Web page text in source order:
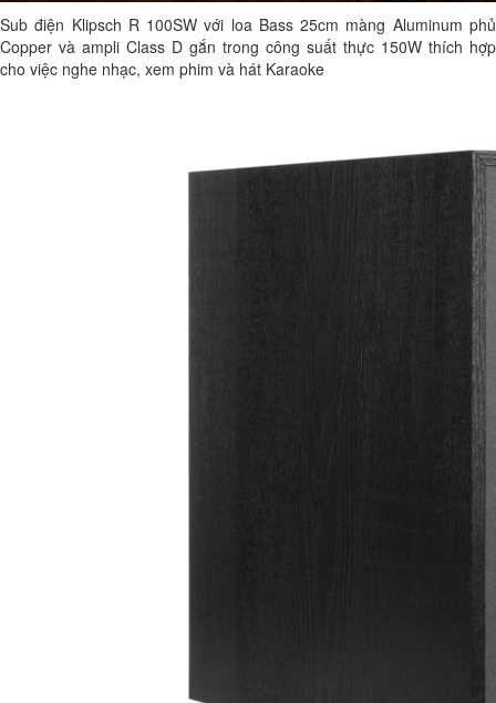
Sub điện Klipsch R 100SW với loa Bass 25cm màng Aluminum phủ
Copper và ampli Class D gắn trong công suất thực 150W thích hợp
cho việc nghe nhạc, xem phim và hát Karaoke